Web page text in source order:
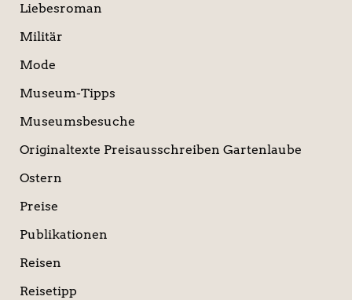
Liebesroman
Militär
Mode
Museum-Tipps
Museumsbesuche
Originaltexte Preisausschreiben Gartenlaube
Ostern
Preise
Publikationen
Reisen
Reisetipp